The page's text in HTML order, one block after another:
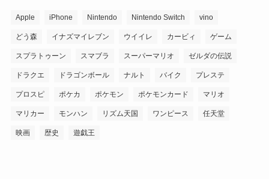
Apple iPhone Nintendo Nintendo Switch vino
どう森 イナズマイレブン ウイイレ カービィ ゲーム
スプラトゥーン スマブラ スーパーマリオ ゼルダの伝説
ドラクエ ドラゴンボール ナルト バイク プレステ
プロスピ ポケカ ポケモン ポケモンカード マリオ
マリカー モンハン リズム天国 ワンピース 任天堂
映画 歴史 遊戯王